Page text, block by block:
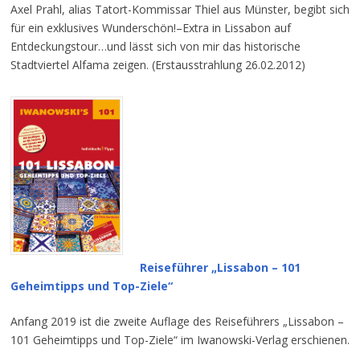
Axel Prahl, alias Tatort-Kommissar Thiel aus Münster, begibt sich
für ein exklusives Wunderschön!–Extra in Lissabon auf
Entdeckungstour…und lässt sich von mir das historische
Stadtviertel Alfama zeigen. (Erstausstrahlung 26.02.2012)
Reiseführer „Lissabon – 101
Geheimtipps und Top-Ziele“
Anfang 2019 ist die zweite Auflage des Reiseführers „Lissabon –
101 Geheimtipps und Top-Ziele“ im Iwanowski-Verlag erschienen.